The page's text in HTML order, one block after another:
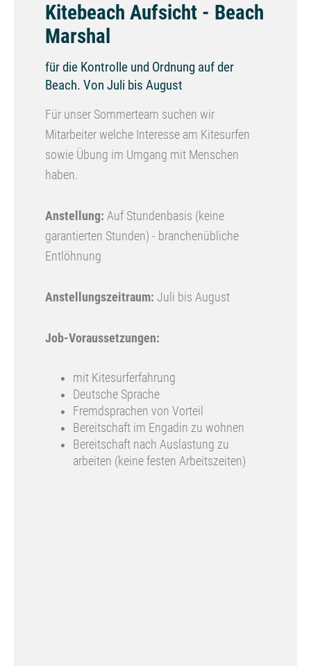
Kitebeach Aufsicht - Beach
Marshal
für die Kontrolle und Ordnung auf der
Beach. Von Juli bis August
Für unser Sommerteam suchen wir
Mitarbeiter welche Interesse am Kitesurfen
sowie Übung im Umgang mit Menschen
haben.
Anstellung: Auf Stundenbasis (keine
garantierten Stunden) - branchenübliche
Entlöhnung
Anstellungszeitraum: Juli bis August
Job-Voraussetzungen:
mit Kitesurferfahrung
Deutsche Sprache
Fremdsprachen von Vorteil
Bereitschaft im Engadin zu wohnen
Bereitschaft nach Auslastung zu
arbeiten (keine festen Arbeitszeiten)